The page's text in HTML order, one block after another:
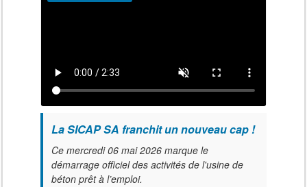
La SICAP SA franchit un nouveau cap !
Ce mercredi 06 mai 2026 marque le
démarrage officiel des activités de l'usine de
béton prêt à l’emploi.